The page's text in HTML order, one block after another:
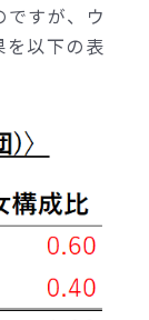
すが、ウ
を以下の表